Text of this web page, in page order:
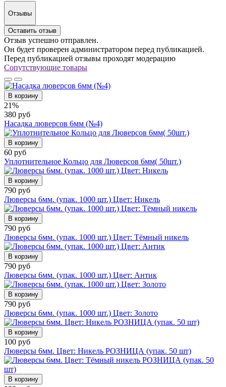
Отзывы
Оставить отзыв
Отзыв успешно отправлен.
Он будет проверен администратором перед публикацией.
Перед публикацией отзывы проходят модерацию
Сопутствующие товары
В корзину
21%
380 руб
Насадка люверсов 6мм (№4)
В корзину
60 руб
Уплотнительное Кольцо для Люверсов 6мм( 50шт.)
В корзину
790 руб
Люверсы 6мм. (упак. 1000 шт.) Цвет: Никель
В корзину
790 руб
Люверсы 6мм. (упак. 1000 шт.) Цвет: Тёмный никель
В корзину
790 руб
Люверсы 6мм. (упак. 1000 шт.) Цвет: Антик
В корзину
790 руб
Люверсы 6мм. (упак. 1000 шт.) Цвет: Золото
В корзину
100 руб
Люверсы 6мм. Цвет: Никель РОЗНИЦА (упак. 50 шт)
В корзину